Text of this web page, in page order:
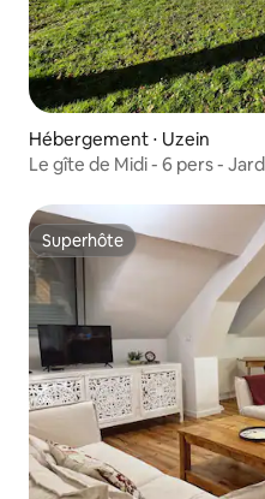
Hébergement ⋅ Uzein
Le gîte de Midi - 6 pers -
Superhôte
Superhôte